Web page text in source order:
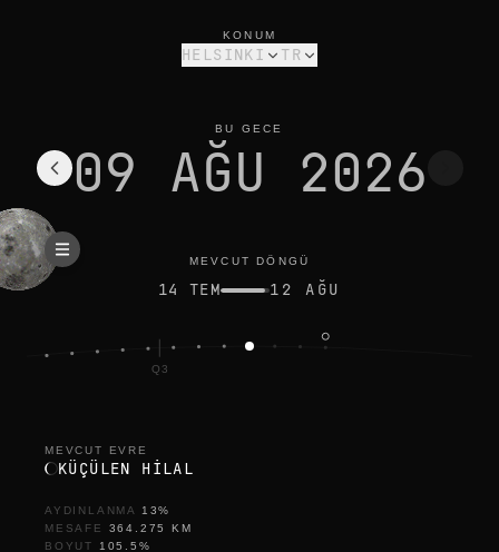
KONUM
HELSINKI TR
BU GECE
09 AĞU 2026
MEVCUT DÖNGÜ
14 TEM 12 AĞU
Q3
MEVCUT EVRE
KÜÇÜLEN HILAL
AYDINLANMA 13%
MESAFE
364.275
KM
BOYUT
105.5 %